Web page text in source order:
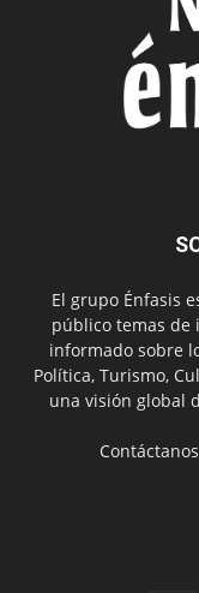
El grupo Énfasis
público temas de
informado sobre
Política, Turismo,
una visión global